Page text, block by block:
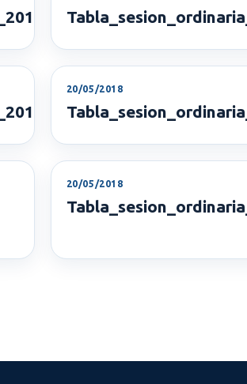
20/05/2018
20/05/2018